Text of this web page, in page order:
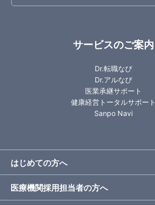
サービスのご案内
Dr.転職なび
Dr.アルなび
医業承継サポート
健康経営トータルサポート
Sanpo Navi
はじめての方へ
医療機関採用担当者の方へ